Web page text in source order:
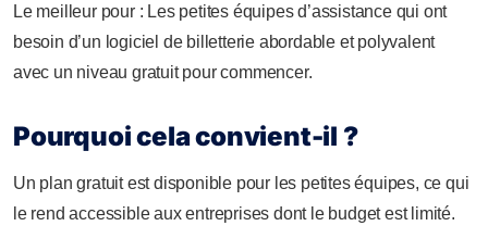
Le meilleur pour : Les petites équipes d’assistance qui ont
besoin d’un logiciel de billetterie abordable et polyvalent
avec un niveau gratuit pour commencer.
Pourquoi cela convient-il ?
Un plan gratuit est disponible pour les petites équipes, ce qui
le rend accessible aux entreprises dont le budget est limité.